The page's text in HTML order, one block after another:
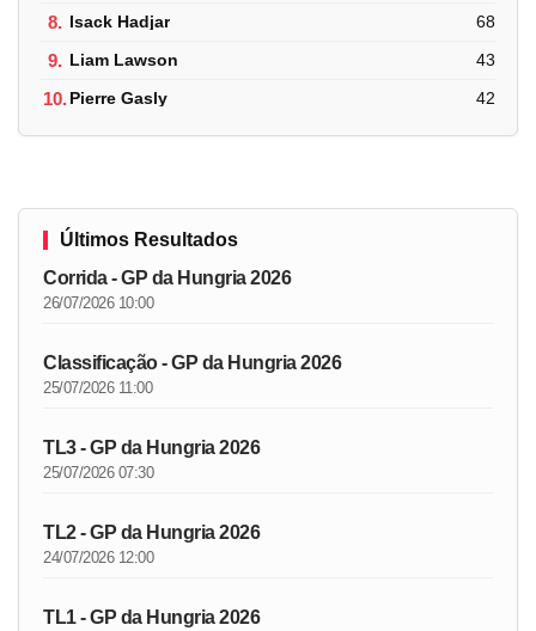
8. Isack Hadjar 68
9. Liam Lawson 43
10.Pierre Gasly 42
Últimos Resultados
Corrida - GP da Hungria 2026
26/07/2026 10:00
Classificação - GP da Hungria 2026
25/07/2026 11:00
TL3 - GP da Hungria 2026
25/07/2026 07:30
TL2 - GP da Hungria 2026
24/07/2026 12:00
TL1 - GP da Hungria 2026